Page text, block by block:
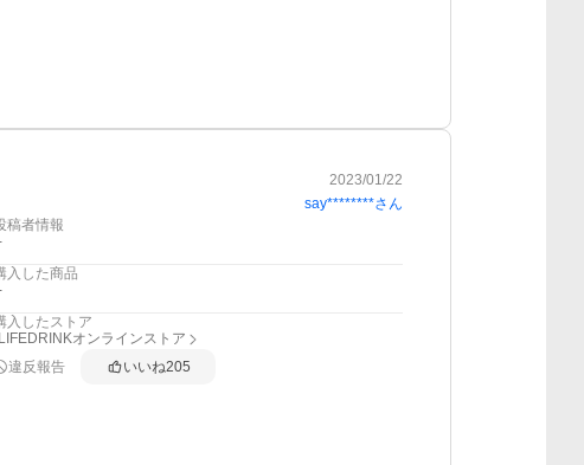
2023/01/22
say********さん
稿者情報
入した商品
入したストア
LIFEDRINKオンラインストア
違反報告
いいね205